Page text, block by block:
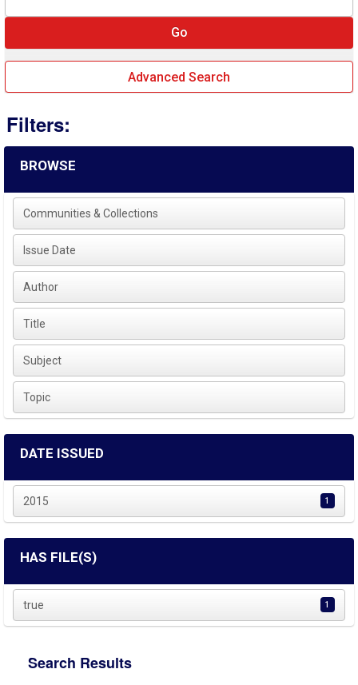
Advanced Search
Filters:
BROWSE
Communities & Collections
Issue Date
Author
Title
Subject
Topic
DATE ISSUED
2015 1
HAS FILE(S)
true 1
Search Results